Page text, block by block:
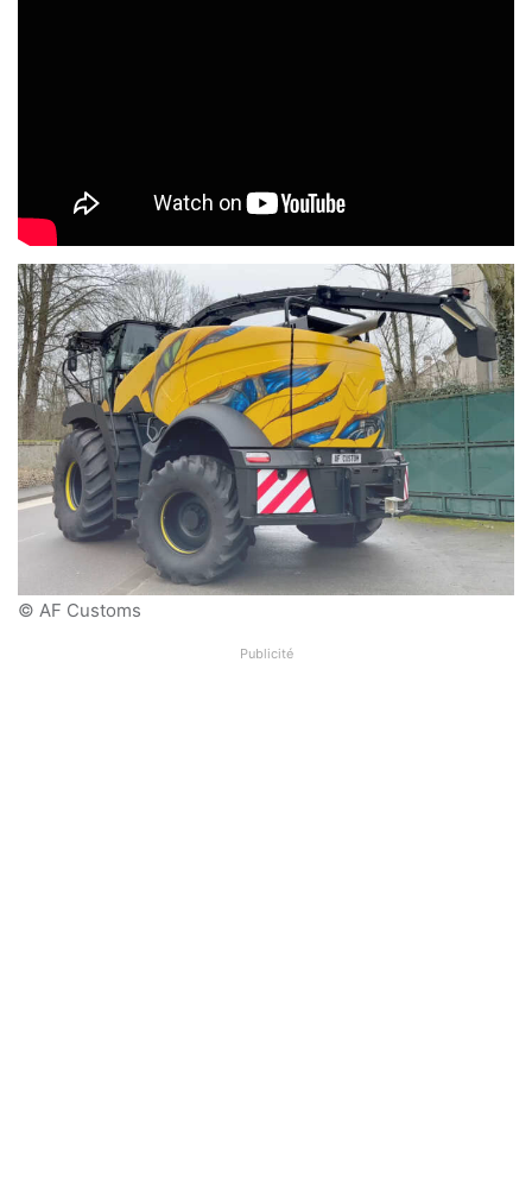
© AF Customs
Publicité